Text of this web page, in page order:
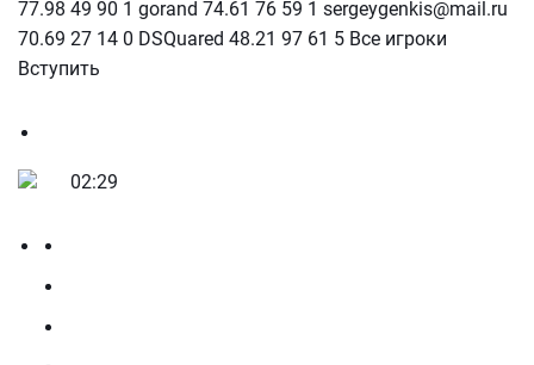
77.98 49 90 1 gorand 74.61 76 59 1 sergeygenkis@mail.ru
70.69 27 14 0 DSQuared 48.21 97 61 5 Все игроки
Вступить
02:29